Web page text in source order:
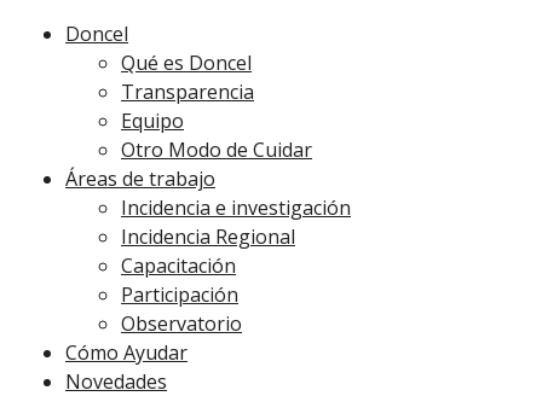
Doncel
Qué es Doncel
Transparencia
Equipo
Otro Modo de Cuidar
Áreas de trabajo
Incidencia e investigación
Incidencia Regional
Capacitación
Participación
Observatorio
Cómo Ayudar
Novedades